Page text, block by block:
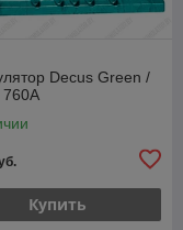
Decus Green /
760А
Купить